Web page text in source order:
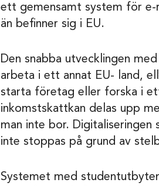
ett gemensamt system för
än befinner sig i EU.
Den snabba utvecklingen
arbeta i ett annat EU- land,
starta företag eller forska i
inkomstskattkan delas upp
man inte bor.
inte stoppas på grund av
Systemet med